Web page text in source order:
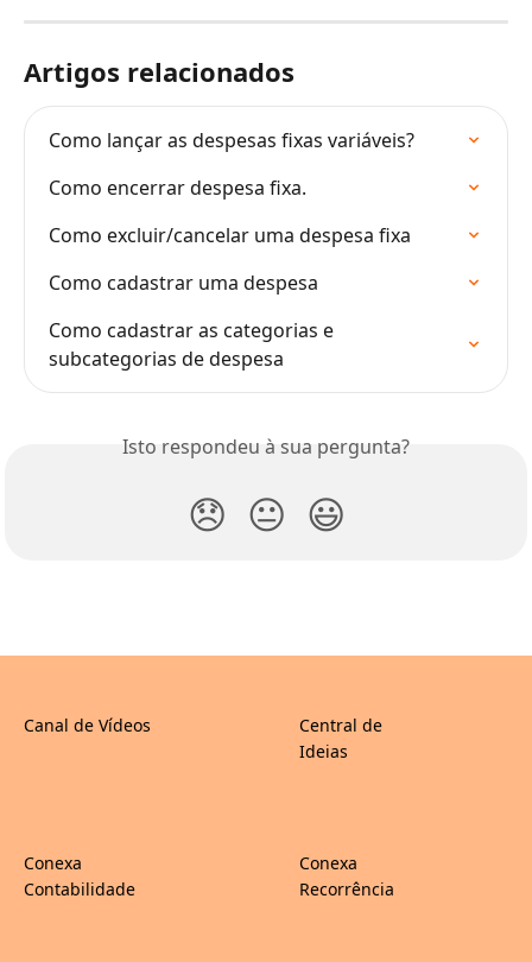
Artigos relacionados
Como lançar as despesas fixas variáveis?
Como encerrar despesa fixa.
Como excluir/cancelar uma despesa fixa
Como cadastrar uma despesa
Como cadastrar as categorias e
subcategorias de despesa
Isto respondeu à sua pergunta?
😞 😐 😃
Canal de Vídeos
Central de
Ideias
Conexa
Contabilidade
Conexa
Recorrência